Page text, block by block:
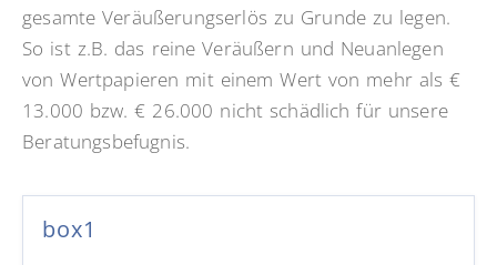
gesamte Veräußerungserlös zu Grunde zu legen.
So ist z.B. das reine Veräußern und Neuanlegen
von Wertpapieren mit einem Wert von mehr als €
13.000 bzw. € 26.000 nicht schädlich für unsere
Beratungsbefugnis.
box1